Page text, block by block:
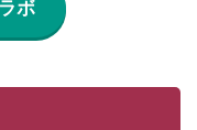
ボ